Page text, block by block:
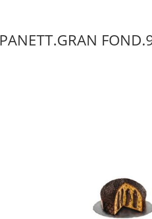
PANETT.GRAN